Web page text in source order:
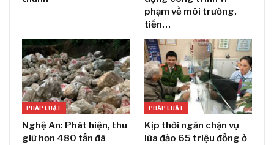
phạm về môi trường,
tiến…
PHÁP LUẬT
Nghệ An: Phát hiện, thu
giữ hơn 480 tấn đá
PHÁP LUẬT
Kịp thời ngăn chặn vụ
lừa đảo 65 triệu đồng ở